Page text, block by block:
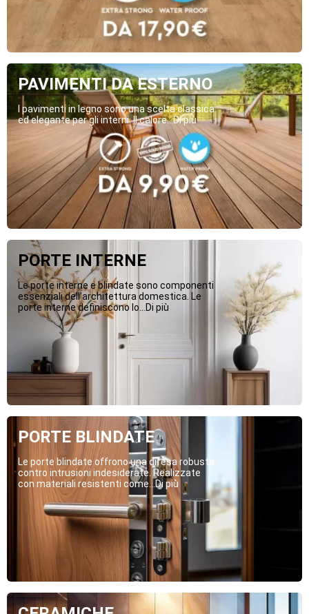
PAVIMENTI DA ESTERNO
I pavimenti in legno sono una scelta classica
ed elegante per gli interni. Il calore...Di più
PORTE INTERNE
Le porte interne e blindate sono componenti
essenziali dell’architettura domestica. Le
porte interne definiscono lo...Di più
PORTE BLINDATE
Le porte blindate offrono una difesa robusta
contro intrusioni indesiderate. Realizzate
con materiali resistenti come...Di più